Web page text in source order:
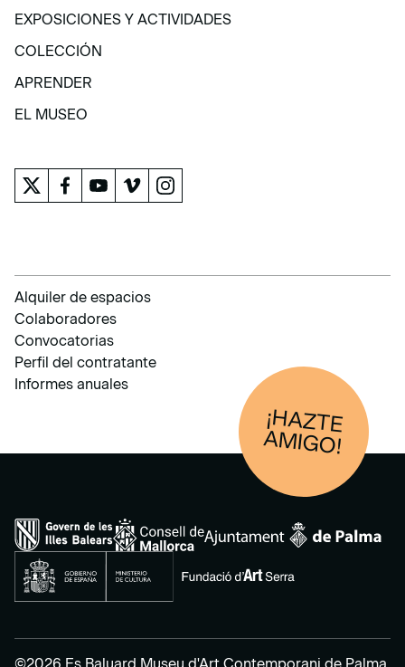
VISITA
EXPOSICIONES Y ACTIVIDADES
EXPOSICIONES Y ACTIVIDADES
COLECCIÓN
COLECCIÓN
APRENDER
APRENDER
EL MUSEO
Alquiler de espacios
Colaboradores
Convocatorias
Perfil del contratante
Informes anuales
¡HAZTE
AM
IGO!